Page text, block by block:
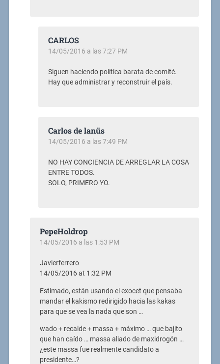
CARLOS
14/05/2016 a las 7:27 PM
Siguen haciendo política barata de comité.
Hay que administrar y reconstruir el país.
Carlos de lanüs
14/05/2016 a las 7:49 PM
NO HAY CONCIENCIA DE ARREGLAR LA COSA
ENTRE TODOS.
SOLO, PRIMERO YO.
PepeHoldrop
14/05/2016 a las 1:53 PM
Javierferrero
14/05/2016 at 1:32 PM
Estimado, están usando el exocet que pensaba
mandar el kakismo redirigido hacia las kakas
para que se vea la nada que son …
wado + recalde + massa + máximo … que bajito
que han caído … massa aliado de maxidrogón …
¿este massa fue realmente candidato a
presidente…?